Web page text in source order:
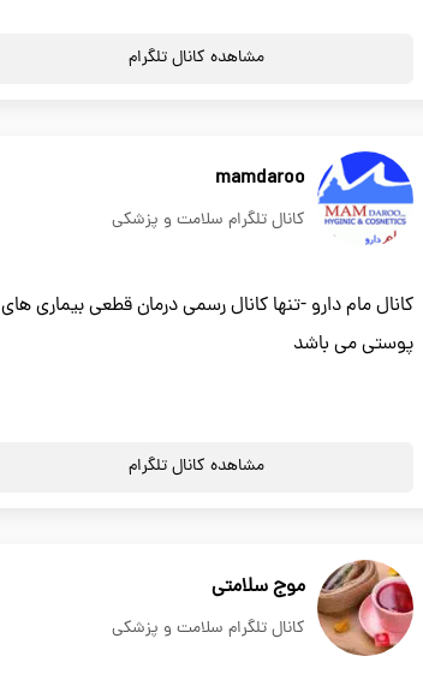
مشاهده کانال تلگرام
mamdaroo
کانال تلگرام سلامت و پزشکی
کانال مام دارو -تنها کانال رسمی درمان قطعی بیماری های
پوستی می باشد
مشاهده کانال تلگرام
موج سلامتي
کانال تلگرام سلامت و پزشکی